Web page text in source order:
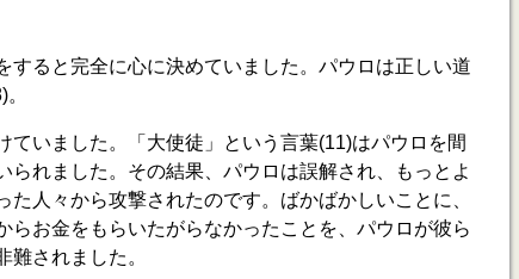
すると完全に心に決めていました。パウロは正しい道
ていました。「大使徒」という言葉(11)はパウロを間
られました。その結果、パウロは誤解され、もっとよ
た人々から攻撃されたのです。ばかばかしいことに、
らお金をもらいたがらなかったことを、パウロが彼ら
難されました。